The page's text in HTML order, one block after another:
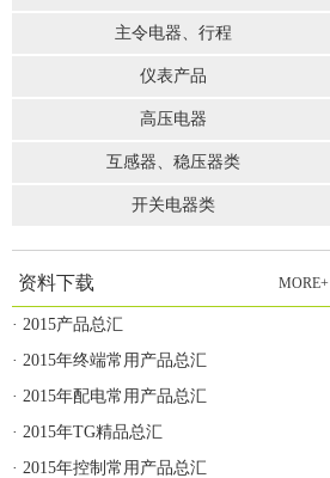
主令电器、行程
仪表产品
高压电器
互感器、稳压器类
开关电器类
资料下载 MORE+
· 2015产品总汇
· 2015年终端常用产品总汇
· 2015年配电常用产品总汇
· 2015年TG精品总汇
· 2015年控制常用产品总汇